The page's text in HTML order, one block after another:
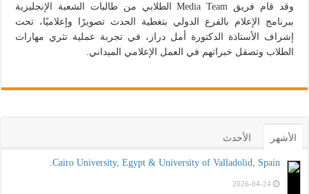
وقد قام فريق Media Team الطلابي من طالبات الشعبة الإنجليزية
ببرنامج الإعلام بالفرع الدولي بتغطية الحدث تصويرًا وإعلاميًا، تحت
إشراف الأستاذة الدكتورة أمل دراز، في تجربة عملية تثري مهارات
الطلاب وتصقل خبراتهم في العمل الإعلامي الميداني.
الأشهر الأحدث
Cairo University, Egypt & University of Valladolid, Spain.
2026-04-24